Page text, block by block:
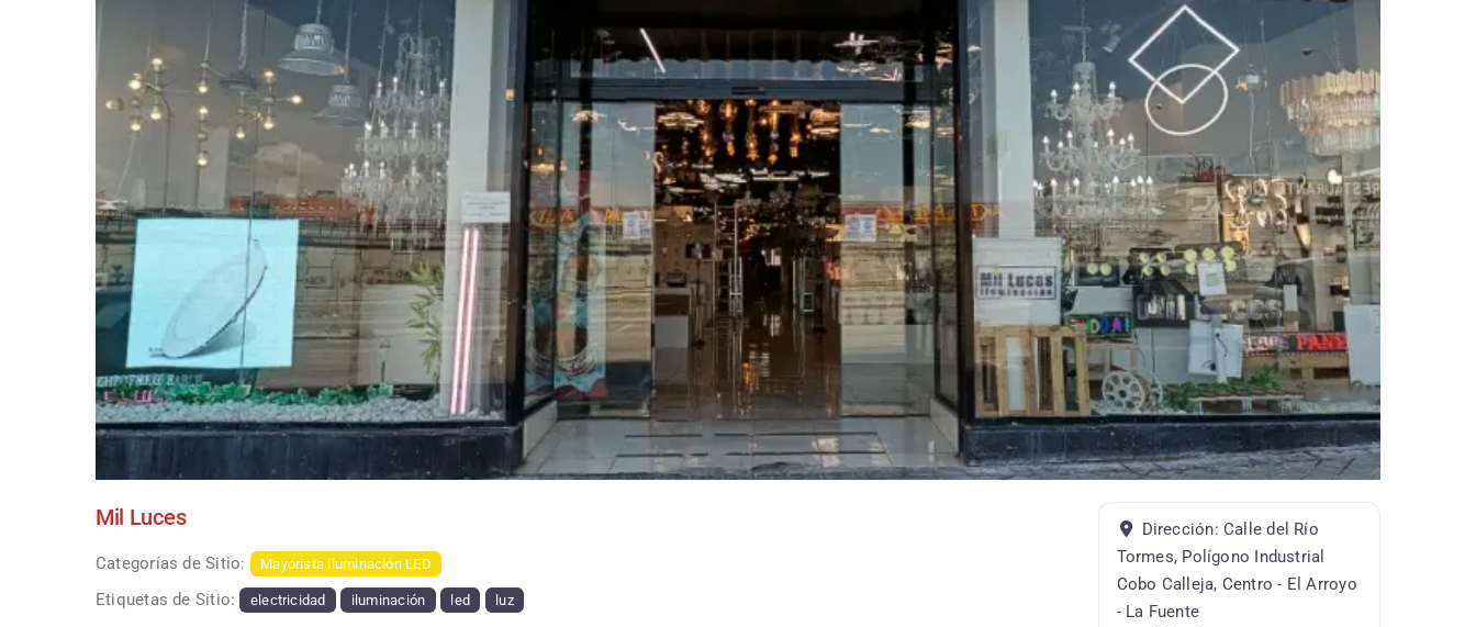
Mil Luces
Categorías de Sitio: Mayorista iluminación LED
Etiquetas de Sitio: electricidad iluminación led luz
Dirección:Calle del Río
Tormes, Polígono Industrial
Cobo Calleja, Centro - El Arroyo
- La Fuente